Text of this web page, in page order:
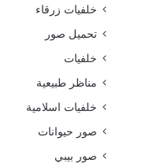
خلفيات زرقاء
تحميل صور
خلفيات
مناظر طبيعية
خلفيات اسلامية
صور حيوانات
صور بيبي